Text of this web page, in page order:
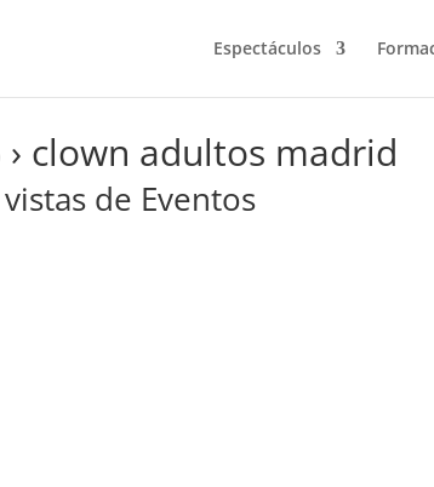
Espectáculos
› clown adultos madrid
de Eventos